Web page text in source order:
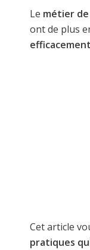
Le métier
ont de plus
efficacement
Cet article
pratiques